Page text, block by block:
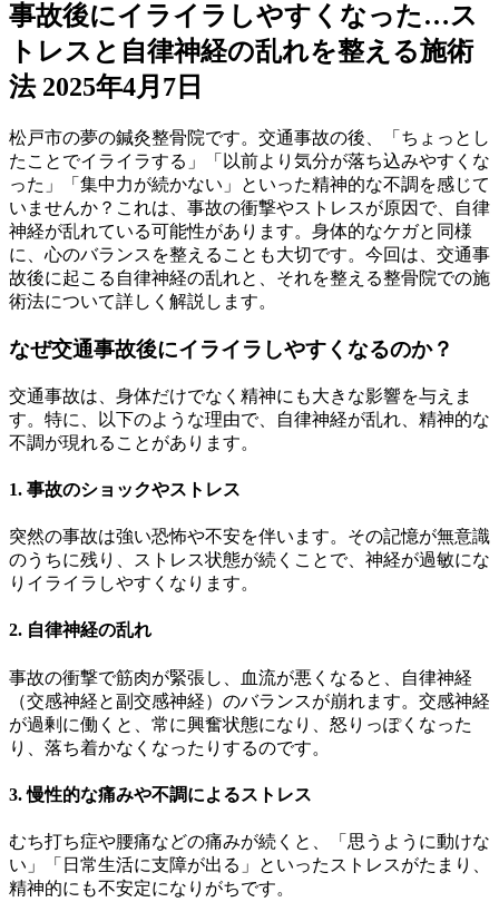
事故後にイライラしやすくなった…ス
トレスと自律神経の乱れを整える施術
法 2025年4月7日
松戸市の夢の鍼灸整骨院です。交通事故の後、「ちょっとし
たことでイライラする」「以前より気分が落ち込みやすくな
った」「集中力が続かない」といった精神的な不調を感じて
いませんか？これは、事故の衝撃やストレスが原因で、自律
神経が乱れている可能性があります。身体的なケガと同様
に、心のバランスを整えることも大切です。今回は、交通事
故後に起こる自律神経の乱れと、それを整える整骨院での施
術法について詳しく解説します。
なぜ交通事故後にイライラしやすくなるのか？
交通事故は、身体だけでなく精神にも大きな影響を与えま
す。特に、以下のような理由で、自律神経が乱れ、精神的な
不調が現れることがあります。
1. 事故のショックやストレス
突然の事故は強い恐怖や不安を伴います。その記憶が無意識
のうちに残り、ストレス状態が続くことで、神経が過敏にな
りイライラしやすくなります。
2. 自律神経の乱れ
事故の衝撃で筋肉が緊張し、血流が悪くなると、自律神経
（交感神経と副交感神経）のバランスが崩れます。交感神経
が過剰に働くと、常に興奮状態になり、怒りっぽくなった
り、落ち着かなくなったりするのです。
3. 慢性的な痛みや不調によるストレス
むち打ち症や腰痛などの痛みが続くと、「思うように動けな
い」「日常生活に支障が出る」といったストレスがたまり、
精神的にも不安定になりがちです。